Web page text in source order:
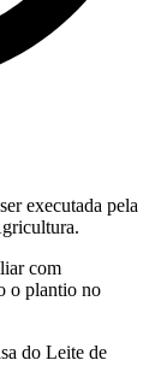
executada pela
com
o plantio no
do Leite de